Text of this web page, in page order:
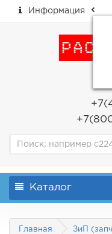
Информация
Каталог
Главная ЗиП